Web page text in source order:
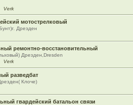
Verk
мотострелковый
Дрезден
ремонтно-восстановительный
Дрезден,Dresden
Verk
разведбат
Клоче)
гвардейский батальон связи